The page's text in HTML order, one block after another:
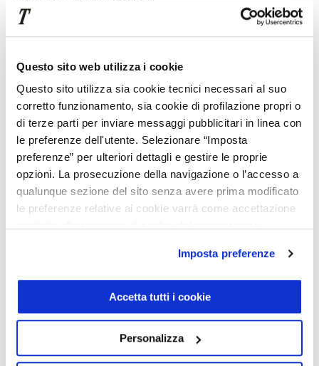
Questo sito web utilizza i cookie
Questo sito utilizza sia cookie tecnici necessari al suo
corretto funzionamento, sia cookie di profilazione propri o
di terze parti per inviare messaggi pubblicitari in linea con
le preferenze dell'utente. Selezionare “Imposta
preferenze” per ulteriori dettagli e gestire le proprie
opzioni. La prosecuzione della navigazione o l’accesso a
qualunque sezione del sito senza avere prima modificato
le preferenze relative ai cookie varrà come accettazione
Imposta preferenze
Accetta tutti i cookie
Personalizza
Orari vendita vetture USATE
Lunedì - Venerdì09.00 - 12.30 / 15.00 - 19.00
Orari Assistenza
La nuova concessionaria Mercedes-Benz di Boara Pisani,
in provincia di Padova, si struttura con uno showroom
dedicato alla vendita di Mercedes-Benz nuove, smart,
auto usate, veicoli commerciali Mercedes-Benz e
un’ampia officina per l’assistenza vetture e veicoli leggeri
Mercedes-Benz.
Vendita e assistenza vetture usate Mercedes-Benz,
Jahreswagen e auto aziendali
Vendita e assistenza smart
Vendita e assistenza Mercedes-Benz veicoli
commerciali nuovi e usati